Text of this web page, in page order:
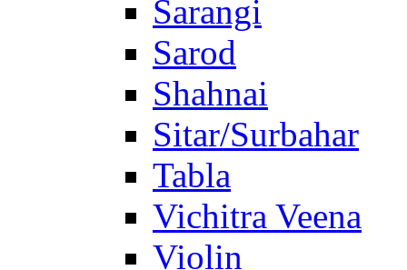
Sarangi
Sarod
Shahnai
Sitar/Surbahar
Tabla
Vichitra Veena
Violin